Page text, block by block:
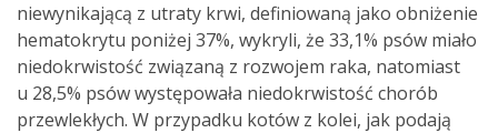
niewynikającą z utraty krwi, definiowaną jako obniżenie
hematokrytu poniżej 37%, wykryli, że 33,1% psów miało
niedokrwistość związaną z rozwojem raka, natomiast
u 28,5% psów występowała niedokrwistość chorób
przewlekłych. W przypadku kotów z kolei, jak podają